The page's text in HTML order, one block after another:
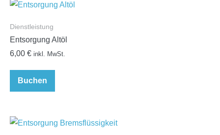
Dienstleistung
Entsorgung Altöl
6,00 € inkl. MwSt.
Buchen